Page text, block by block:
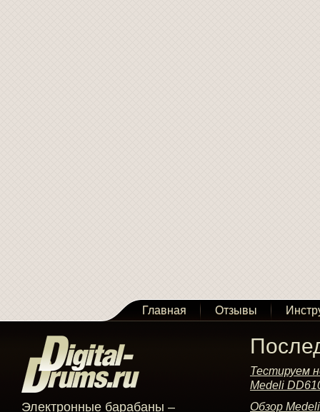
Главная Отзывы
Электронные барабаны –
Тестируем
Medeli
Обзор